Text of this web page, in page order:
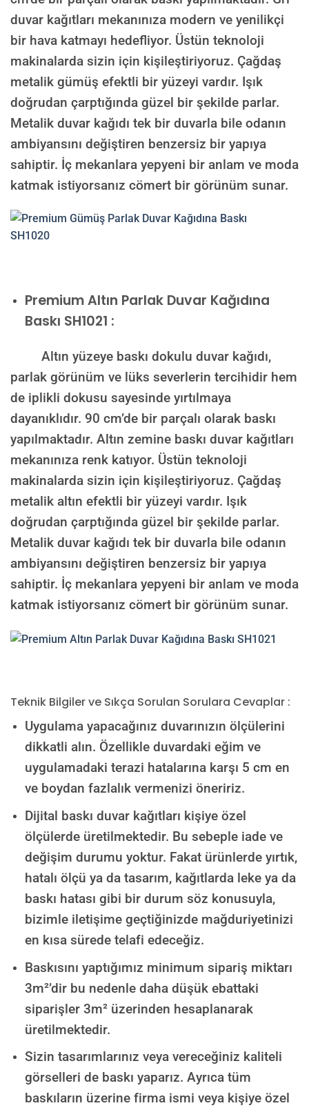
duvar kağıtları mekanınıza modern ve yenilikçi
bir hava katmayı hedefliyor. Üstün teknoloji
makinalarda sizin için kişileştiriyoruz. Çağdaş
metalik gümüş efektli bir yüzeyi vardır. Işık
doğrudan çarptığında güzel bir şekilde parlar.
Metalik duvar kağıdı tek bir duvarla bile odanın
ambiyansını değiştiren benzersiz bir yapıya
sahiptir. İç mekanlara yepyeni bir anlam ve moda
katmak istiyorsanız cömert bir görünüm sunar.
PremiumAltın Parlak Duvar Kağıdına
Baskı SH1021 :
Altın yüzeye baskı dokulu duvar kağıdı,
parlak görünüm ve lüks severlerin tercihidir hem
de iplikli dokusu sayesinde yırtılmaya
dayanıklıdır. 90 cm’de bir parçalı olarak baskı
yapılmaktadır. Altın zemine baskı duvar kağıtları
mekanınıza renk katıyor. Üstün teknoloji
makinalarda sizin için kişileştiriyoruz. Çağdaş
metalik altın efektli bir yüzeyi vardır. Işık
doğrudan çarptığında güzel bir şekilde parlar.
Metalik duvar kağıdı tek bir duvarla bile odanın
ambiyansını değiştiren benzersiz bir yapıya
sahiptir. İç mekanlara yepyeni bir anlam ve moda
katmak istiyorsanız cömert bir görünüm sunar.
Teknik Bilgiler ve Sıkça Sorulan Sorulara Cevaplar :
Uygulama yapacağınız duvarınızın ölçülerini
dikkatli alın. Özellikle duvardaki eğim ve
uygulamadaki terazi hatalarına karşı 5 cm en
ve boydan fazlalık vermenizi öneririz.
Dijital baskı duvar kağıtları kişiye özel
ölçülerde üretilmektedir. Bu sebeple iade ve
değişim durumu yoktur. Fakat ürünlerde yırtık,
hatalı ölçü ya da tasarım, kağıtlarda leke ya da
baskı hatası gibi bir durum söz konusuyla,
bizimle iletişime geçtiğinizde mağduriyetinizi
en kısa sürede telafi edeceğiz.
Baskısını yaptığımız minimum sipariş miktarı
3m²’dir bu nedenle daha düşük ebattaki
siparişler 3m² üzerinden hesaplanarak
üretilmektedir.
Sizin tasarımlarınız veya vereceğiniz kaliteli
görselleri de baskı yaparız. Ayrıca tüm
baskıların üzerine firma ismi veya kişiye özel